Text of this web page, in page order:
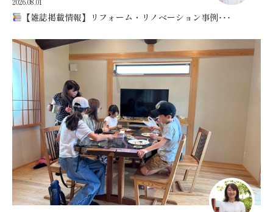
【雑誌掲載情報】リフォーム・リノベーション事例･･･